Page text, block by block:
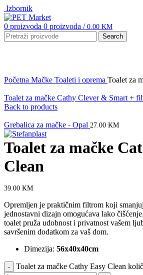
Izbornik
0 proizvoda 0 proizvoda / 0.00 KM
Search
Početna Mačke Toaleti i oprema Toalet za
Toalet za mačke Cathy Clever & Smart +
Back to products
Grebalica za mačke - Opal 27.00 KM
Toalet za mačke
Clean
39.00 KM
Opremljen je praktičnim filtrom koji
jednostavni dizajn omogućava lako
toalet pruža udobnost i privatnost vašem
savršenim dodatkom za vaš dom.
Dimezija: 56x40x40cm
Toalet za mačke Cathy Easy Clean